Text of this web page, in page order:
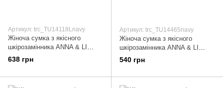
Артикул: trc_TU14118Lnavy
Жіноча сумка з якісного
шкірозамінника ANNA & LI
(АННА І ЧИ) TU14118L-navy
638 грн
Артикул: trc_TU14465navy
Жіноча сумка з якісного
шкірозамінника ANNA & LI
(АННА І ЛІ) TU14465-navy
540 грн